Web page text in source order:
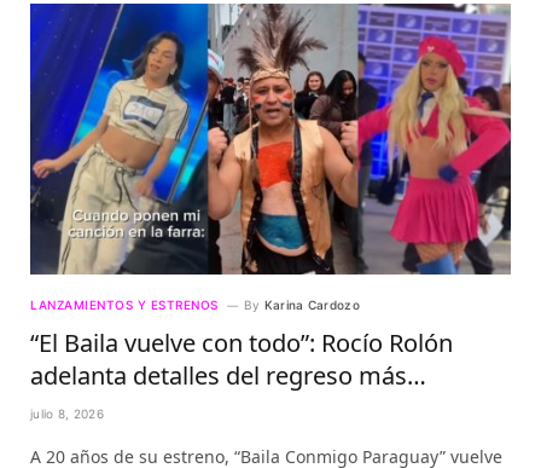
LANZAMIENTOS Y ESTRENOS By Karina Cardozo
“El Baila vuelve con todo”: Rocío Rolón
adelanta detalles del regreso más
esperado de la televisión paraguaya
julio 8, 2026
A 20 años de su estreno, “Baila Conmigo Paraguay” vuelve